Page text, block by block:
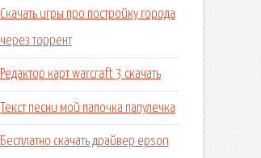
Скачать игры про постройку города
через торрент
Редактор карт warcraft 3 скачать
Текст песни мой папочка папулечка
Бесплатно скачать драйвер epson